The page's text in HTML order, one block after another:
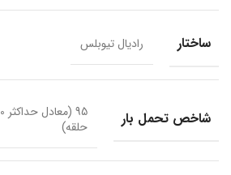
ساختار رادیال تیوبلس
شاخص تحمل بار
حلقه)